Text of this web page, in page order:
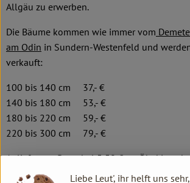
Allgäu zu erwerben.
Die Bäume kommen wie immer vom
am Odin in Sundern-Westenfeld und
verkauft:
100 bis 140 cm 37,- €
140 bis 180 cm 53,- €
180 bis 220 cm 59,- €
220 bis 300 cm 79,- €
Anlieferung Pauschal 5,50 € an
Vorauskasse).
Liebe Leut', ihr helft uns